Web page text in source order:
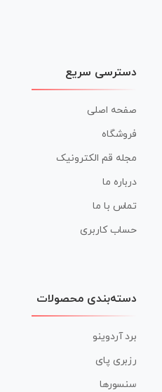
دسترسی سریع
صفحه اصلی
فروشگاه
مجله قم الکترونیک
درباره ما
تماس با ما
حساب کاربری
دسته‌بندی محصولات
برد آردوینو
رزبری پای
سنسورها